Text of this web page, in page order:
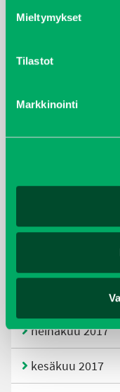
Mieltymykset
Tilastot
Markkinointi
kesäkuu 2021
helmikuu 2019
elokuu 2018
heinäkuu 2017
kesäkuu 2017